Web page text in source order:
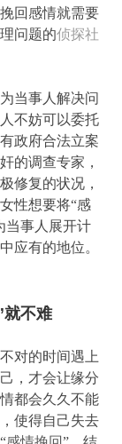
回感情就需要
问题的侦探社
当事人解决问
不妨可以委托
政府合法立案
的调查专家，
修复的状况，
性想要将“感
当事人展开计
应有的地位。
就不难
对的时间遇上
，才会让缘分
都会久久不能
使得自己失去